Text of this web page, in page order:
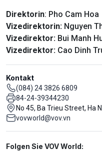
Direktorin: Pho Cam Hoa
Vizedirektorin: Nguyen
Vizedirektor: Bui Manh
Vizedirektor: Cao Dinh
Kontakt
(084) 24 3826 6809
84-24-39344230
No 45, Ba Trieu Street, Ha
vovworld@vov.vn
Mạng xã hội
Folgen Sie VOV World: